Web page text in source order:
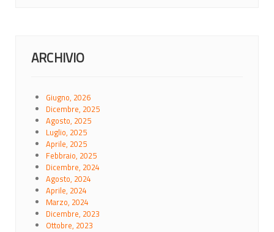
ARCHIVIO
Giugno, 2026
Dicembre, 2025
Agosto, 2025
Luglio, 2025
Aprile, 2025
Febbraio, 2025
Dicembre, 2024
Agosto, 2024
Aprile, 2024
Marzo, 2024
Dicembre, 2023
Ottobre, 2023